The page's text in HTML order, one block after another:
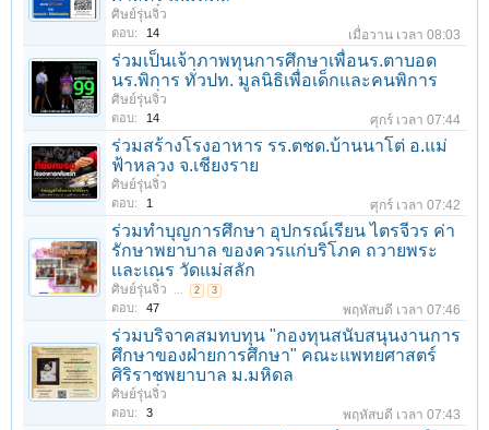
ศิษย์รุ่นจิ๋ว
ตอบ: 14 เมื่อวาน เวลา 08:03
ร่วมเป็นเจ้าภาพทุนการศึกษาเพื่อนร.ตาบอด
นร.พิการ ทั่วปท. มูลนิธิเพื่อเด็กและคนพิการ
ศิษย์รุ่นจิ๋ว
ตอบ: 14 ศุกร์ เวลา 07:44
ร่วมสร้างโรงอาหาร รร.ตชด.บ้านนาโต่ อ.แม่
ฟ้าหลวง จ.เชียงราย
ศิษย์รุ่นจิ๋ว
ตอบ: 1 ศุกร์ เวลา 07:42
ร่วมทำบุญการศึกษา อุปกรณ์เรียน ไตรจีวร ค่า
รักษาพยาบาล ของควรแก่บริโภค ถวายพระ
เเละเณร วัดแม่สลัก
ศิษย์รุ่นจิ๋ว ... 2 3
ตอบ: 47 พฤหัสบดี เวลา 07:46
ร่วมบริจาคสมทบทุน "กองทุนสนับสนุนงานการ
ศึกษาของฝ่ายการศึกษา" คณะแพทยศาสตร์
ศิริราชพยาบาล ม.มหิดล
ศิษย์รุ่นจิ๋ว
ตอบ: 3 พฤหัสบดี เวลา 07:43